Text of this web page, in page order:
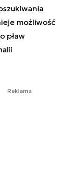
możliwość
pław
Reklama